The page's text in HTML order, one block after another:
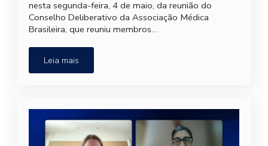
nesta segunda-feira, 4 de maio, da reunião do
Conselho Deliberativo da Associação Médica
Brasileira, que reuniu membros…
Leia mais